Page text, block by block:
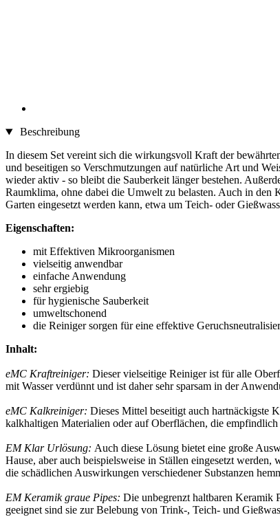
Beschreibung
In diesem Set vereint sich die wirkungsvoll Kraft der
und beseitigen so Verschmutzungen auf natürliche Art und
wieder aktiv - so bleibt die Sauberkeit länger bestehen.
Raumklima, ohne dabei die Umwelt zu belasten. Auch in
Garten eingesetzt werden kann, etwa um Teich- oder
Eigenschaften:
mit Effektiven Mikroorganismen
vielseitig anwendbar
einfache Anwendung
sehr ergiebig
für hygienische Sauberkeit
umweltschonend
die Reiniger sorgen für eine effektive
Inhalt:
eMC Kraftreiniger: Dieser vielseitige Reiniger ist für alle
mit Wasser verdünnt und ist daher sehr sparsam in der
eMC Kalkreiniger: Dieses Mittel beseitigt auch hartnäckigste
kalkhaltigen Materialien oder auf Oberflächen, die
EM Klar Urlösung: Auch diese Lösung bietet eine große
Hause, aber auch beispielsweise in Ställen eingesetzt
die schädlichen Auswirkungen verschiedener Substanzen
EM Keramik graue Pipes: Die unbegrenzt haltbaren Keramik
geeignet sind sie zur Belebung von Trink-, Teich- und